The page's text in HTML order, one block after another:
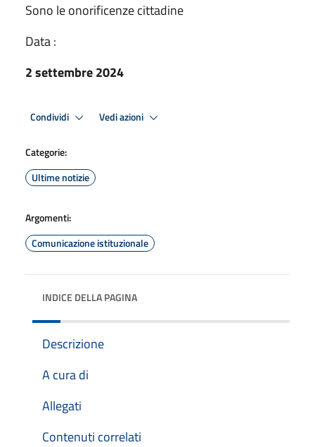
Sono le onorificenze cittadine
Data :
2 settembre 2024
Condividi Vedi azioni
Categorie:
Ultime notizie
Argomenti:
Comunicazione istituzionale
INDICE DELLA PAGINA
Descrizione
A cura di
Allegati
Contenuti correlati